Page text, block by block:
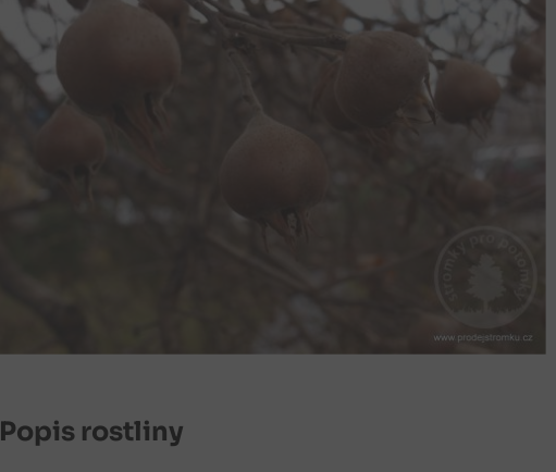
Popis rostliny